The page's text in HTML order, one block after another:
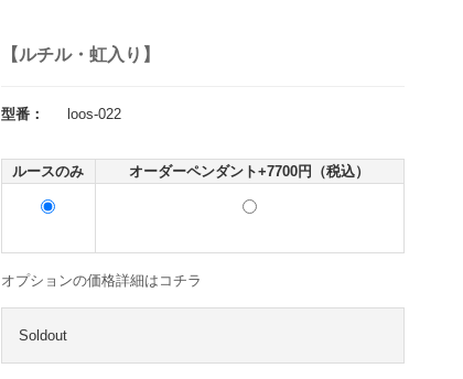
【ルチル・虹入り】
型番： loos-022
ルースのみ オーダーペンダント+7700円（税込）
オプションの価格詳細はコチラ
Soldout